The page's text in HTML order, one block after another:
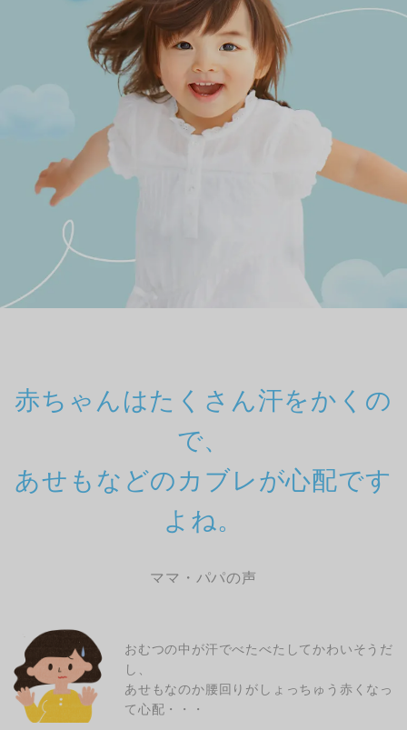
赤ちゃんはたくさん汗をかくの
で、
あせもなどのカブレが心配です
よね。
ママ・パパの声
おむつの中が汗でべたべたしてかわいそうだ
し、
あせもなのか腰回りがしょっちゅう赤くなっ
て心配・・・